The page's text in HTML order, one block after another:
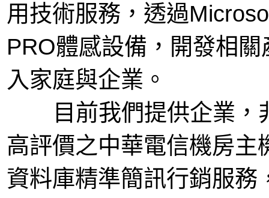
用技術服務，透過
PRO體感設備，開發相
入家庭與企業。
目前我們提供企業，
高評價之中華電信機房主
資料庫精準簡訊行銷服務